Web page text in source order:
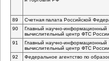
89 Счетная палата Российской
90
Главный научно-информационный
вычислительный центр ФТС России
91 Главный научно-информационный
вычислительный центр ФТС России
92 Федеральное агентство по